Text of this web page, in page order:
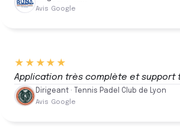
Avis Google
★★★★★
Application très complète et support
Dirigeant · Tennis Padel Club de Lyon
Avis Google